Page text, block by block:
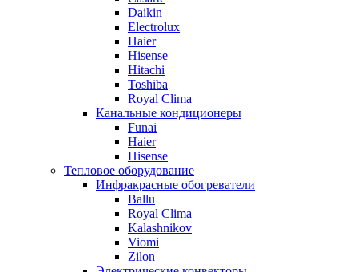
Daikin
Electrolux
Haier
Hisense
Hitachi
Toshiba
Royal Clima
Канальные кондиционеры
Funai
Haier
Hisense
Тепловое оборудование
Инфракрасные обогреватели
Ballu
Royal Clima
Kalashnikov
Viomi
Zilon